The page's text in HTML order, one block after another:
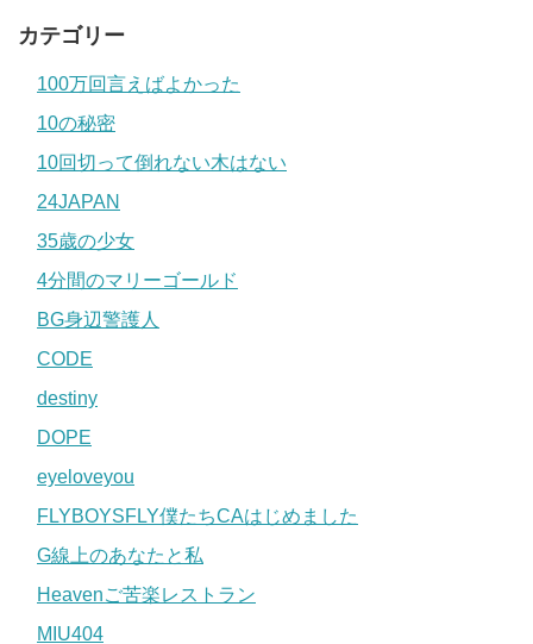
カテゴリー
100万回言えばよかった
10の秘密
10回切って倒れない木はない
24JAPAN
35歳の少女
4分間のマリーゴールド
BG身辺警護人
CODE
destiny
DOPE
eyeloveyou
FLYBOYSFLY僕たちCAはじめました
G線上のあなたと私
Heavenご苦楽レストラン
MIU404